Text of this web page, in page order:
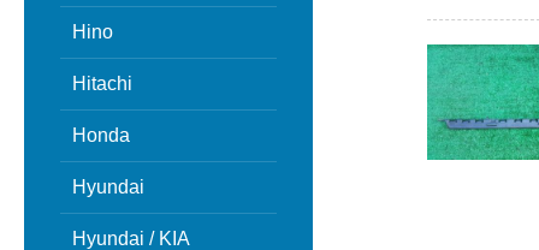
Hino
Hitachi
Honda
Hyundai
Hyundai / KIA